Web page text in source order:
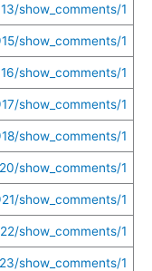
show_comments/1
show_comments/1
show_comments/1
show_comments/1
show_comments/1
show_comments/1
show_comments/1
show_comments/1
show_comments/1